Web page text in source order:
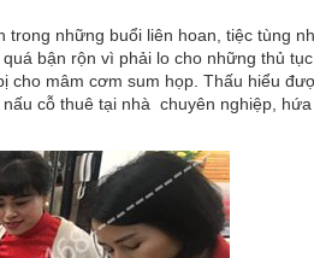
những buổi liên hoan, tiệc tùng
bận rộn vì phải lo cho những thủ tục
cho mâm cơm sum họp. Thấu hiểu
cỗ thuê tại nhà chuyên nghiệp,